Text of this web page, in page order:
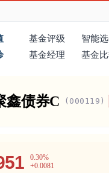
基金评级
智能
基金经理 基金
鑫债券C (000119)
0.30%
+0.0081